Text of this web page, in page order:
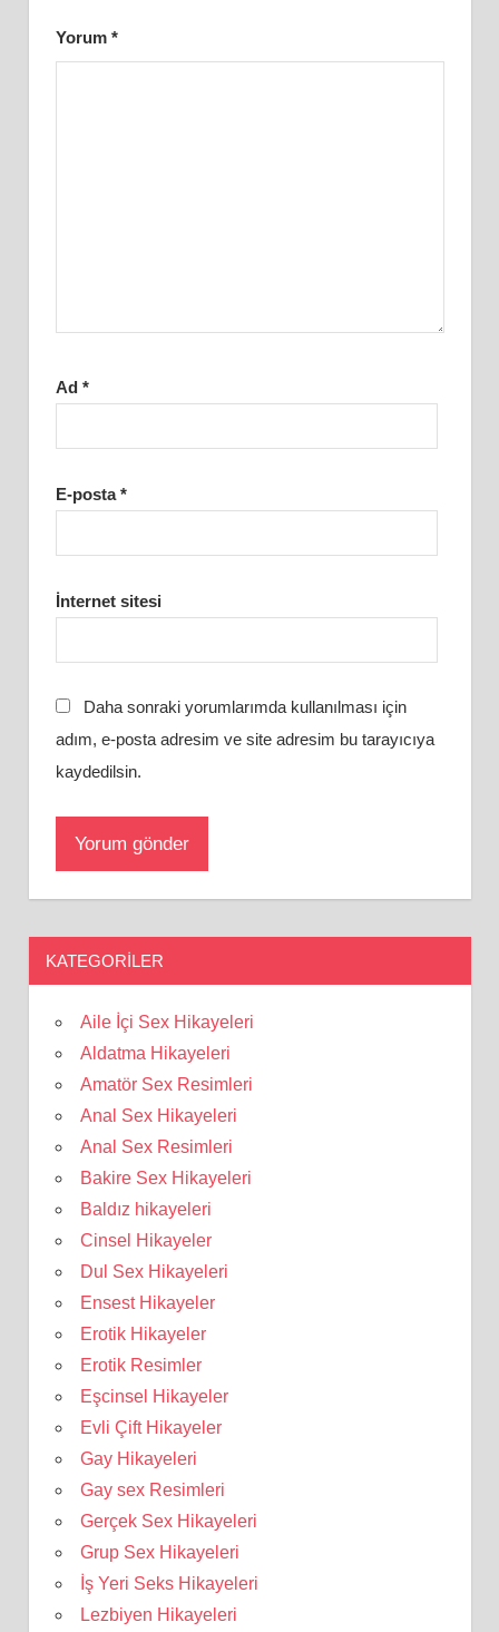
Yorum *
Ad *
E-posta*
İnternet sitesi
Daha sonraki yorumlarımda kullanılması için
adım, e-posta adresim ve site adresim bu tarayıcıya
kaydedilsin.
KATEGORILER
Aile İçi Sex Hikayeleri
Aldatma Hikayeleri
Amatör Sex Resimleri
Anal Sex Hikayeleri
Anal Sex Resimleri
Bakire Sex Hikayeleri
Baldız hikayeleri
Cinsel Hikayeler
Dul Sex Hikayeleri
Ensest Hikayeler
Erotik Hikayeler
Erotik Resimler
Eşcinsel Hikayeler
Evli Çift Hikayeler
Gay Hikayeleri
Gay sex Resimleri
Gerçek Sex Hikayeleri
Grup Sex Hikayeleri
İş Yeri Seks Hikayeleri
Lezbiyen Hikayeleri